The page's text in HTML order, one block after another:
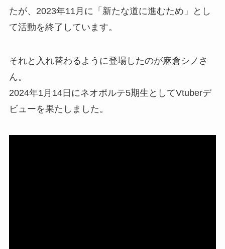
たが、2023年11月に「新たな道に進むため」とし
て活動を終了しています。
それと入れ替わるように登場したのが麻倉シノさ
ん。
2024年1月14日にネオポルテ5期生としてVtuberデ
ビューを果たしました。